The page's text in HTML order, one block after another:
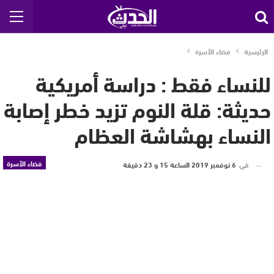
الرئيسية فضاء الأسرة
للنساء فقط : دراسة أمريكية
حديثة: قلة النوم تزيد خطر إصابة
النساء بهشاشة العظام
فضاء الأسرة في 6 نوفمبر 2019 الساعة 15 و 23 دقيقة